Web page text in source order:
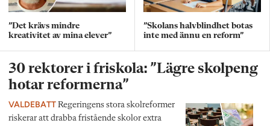
”Det krävs mindre
kreativitet av mina elever”
”Skolans halvblindhet botas
inte med ännu en reform”
30 rektorer i friskola: ”Lägre skolpeng
hotar reformerna”
VALDEBATT Regeringens stora skolreformer
riskerar att drabba fristående skolor extra